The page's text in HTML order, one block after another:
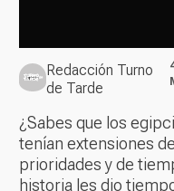
Redacción Turno
de Tarde
¿Sabes que los
tenían extensiones
prioridades y de
historia les dio